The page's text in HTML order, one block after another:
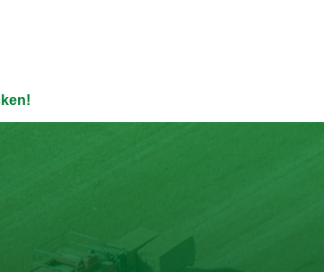
- ohne Zusatzstoffe und mit max. 10 Zutaten.